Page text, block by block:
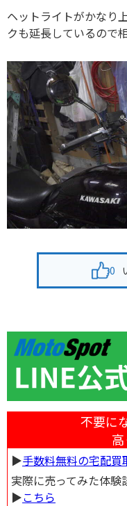
ヘットライトがかなり
クも延長しているので
0
不要に
▶︎手数料無料の宅配買
実際に売ってみた体験
▶︎こちら